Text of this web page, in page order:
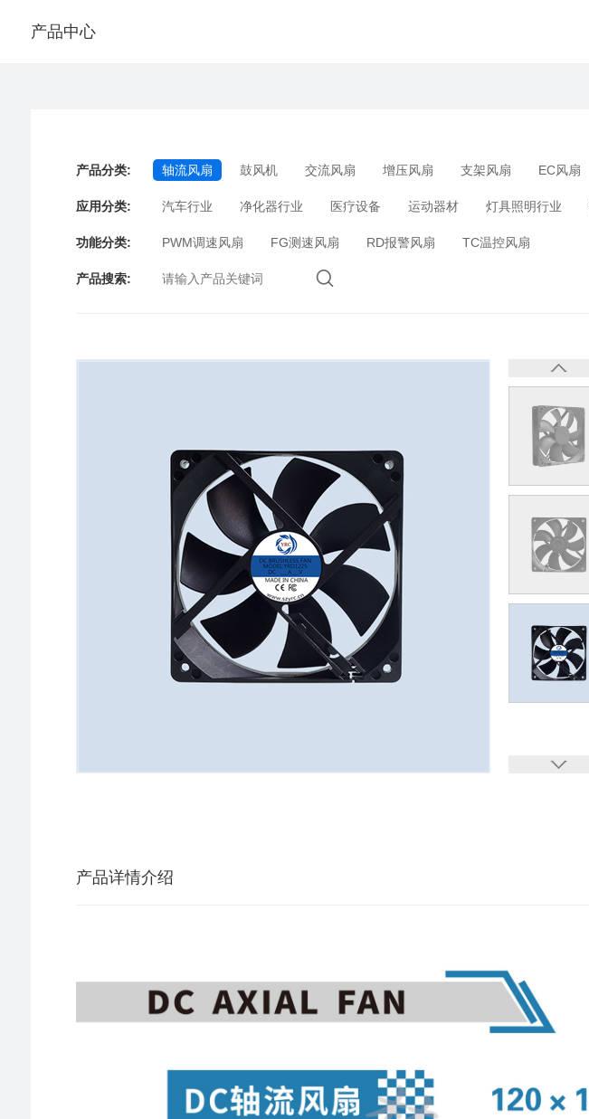
产品中心
产品分类: 轴流风扇 鼓风机 交流风扇 增压风扇 支架风扇 EC风扇
应用分类: 汽车行业 净化器行业 医疗设备 运动器材 灯具照明行业
功能分类: PWM调速风扇 FG测速风扇 RD报警风扇 TC温控风扇
产品搜索:
产品详情介绍